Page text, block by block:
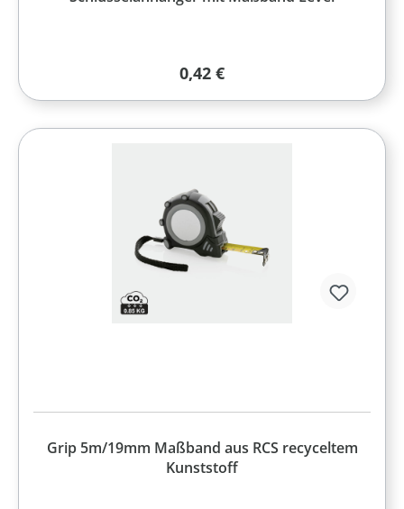
Regulärer Preis:
0,42 €
Grip 5m/19mm Maßband aus RCS recyceltem
Kunststoff